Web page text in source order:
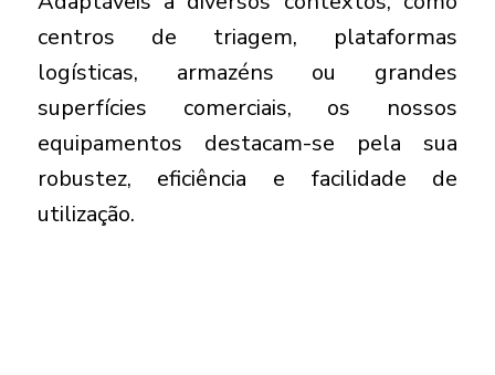
centros de triagem, plataformas
logísticas, armazéns ou grandes
superfícies comerciais, os nossos
equipamentos destacam-se pela sua
robustez, eficiência e facilidade de
utilização.